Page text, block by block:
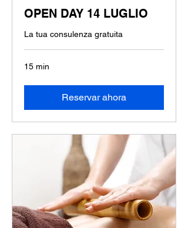
OPEN DAY 14 LUGLIO
La tua consulenza gratuita
15 min
Reservar ahora